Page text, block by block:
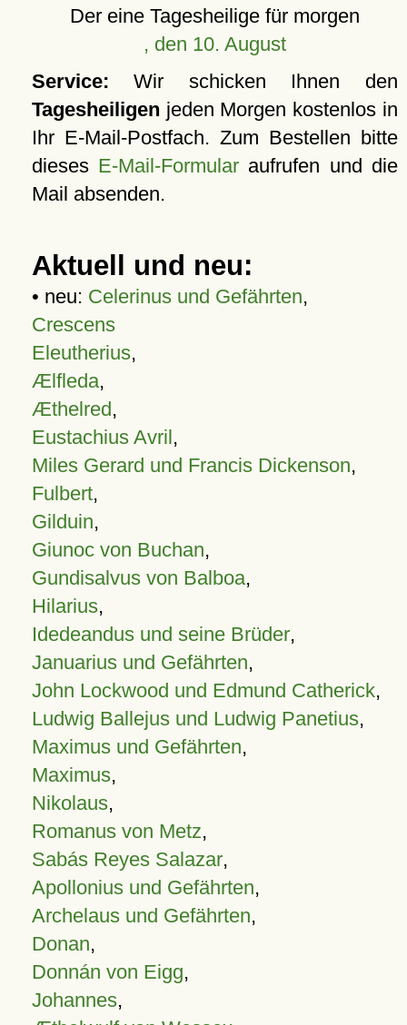
Der eine Tagesheilige für morgen
, den 10. August
Service: Wir schicken Ihnen den
Tagesheiligen jeden Morgen kostenlos in
Ihr E-Mail-Postfach. Zum Bestellen bitte
dieses E-Mail-Formular aufrufen und die
Mail absenden.
Aktuell und neu:
• neu: Celerinus und Gefährten,
Crescens
Eleutherius,
Ælfleda,
Æthelred,
Eustachius Avril,
Miles Gerard und Francis Dickenson,
Fulbert,
Gilduin,
Giunoc von Buchan,
Gundisalvus von Balboa,
Hilarius,
Idedeandus und seine Brüder,
Januarius und Gefährten,
John Lockwood und Edmund Catherick,
Ludwig Ballejus und Ludwig Panetius,
Maximus und Gefährten,
Maximus,
Nikolaus,
Romanus von Metz,
Sabás Reyes Salazar,
Apollonius und Gefährten,
Archelaus und Gefährten,
Donan,
Donnán von Eigg,
Johannes,